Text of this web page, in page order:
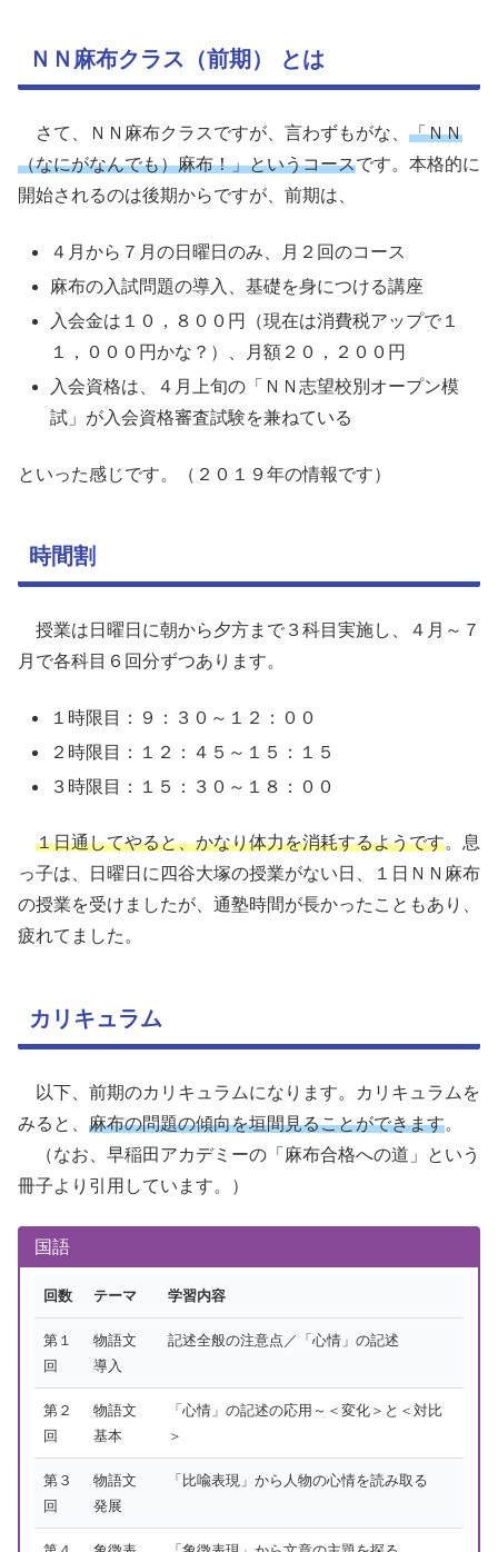
ＮＮ麻布クラス（前期） とは
さて、ＮＮ麻布クラスですが、言わずもがな、 「ＮＮ
（なにがなんでも）麻布！」というコースです。本格的に
開始されるのは後期からですが、前期は、
４月から７月の日曜日のみ、月２回のコース
麻布の入試問題の導入、基礎を身につける講座
入会金は１０，８００円（現在は消費税アップで１
１，０００円かな？）、月額２０，２００円
入会資格は、４月上旬の「ＮＮ志望校別オープン模
試」が入会資格審査試験を兼ねている
といった感じです。（２０１９年の情報です）
時間割
授業は日曜日に朝から夕方まで３科目実施し、４月～７
月で各科目６回分ずつあります。
１時限目：９：３０～１２：００
２時限目：１２：４５～１５：１５
３時限目：１５：３０～１８：００
１日通してやると、かなり体力を消耗するようです。息
っ子は、日曜日に四谷大塚の授業がない日、１日ＮＮ麻布
の授業を受けましたが、通塾時間が長かったこともあり、
疲れてました。
カリキュラム
以下、前期のカリキュラムになります。カリキュラムを
みると、 麻布の問題の傾向を垣間見ることができます。
（なお、早稲田アカデミーの「麻布合格への道」という
冊子より引用しています。）
国語
回数 テーマ 学習内容
第１
回
物語文
導入
記述全般の注意点／「心情」の記述
第２
回
物語文
基本
「心情」の記述の応用～＜変化＞と＜対比
＞
第３
回
物語文
発展
「比喩表現」から人物の心情を読み取る